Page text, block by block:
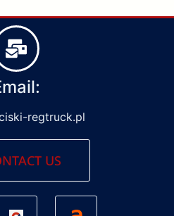
regtruck.pl
US